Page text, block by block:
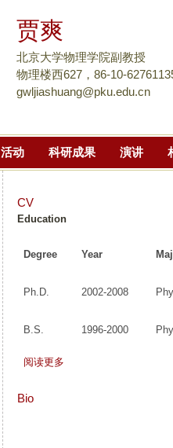
页
主
内
贾爽
北京大学物理学院副教授
物理楼西627，86-10-
gwljiashuang@pku.edu.cn
活动 科研成果 演讲
CV
Education
Degree Year
Ph.D. 2002-2008
B.S. 1996-2000
阅读更多
Bio